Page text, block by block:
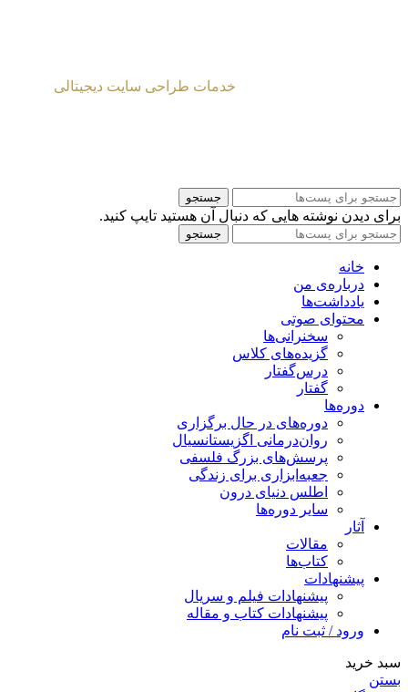
خدمات طراحی سایت دیجیتالی
جستجو
برای دیدن نوشته هایی که دنبال آن هستید تایپ کنید.
جستجو
خانه
درباره‌ی من
یادداشت‌ها
محتوای صوتی
سخنرانی‌ها
گزیده‌های کلاس
درس‌گفتار
گفتار
دوره‌ها
دوره‌های در حال برگزاری
روان‌درمانی اگزیستانسیال
پرسش‌های بزرگ فلسفی
جعبه‌ابزاری برای زندگی
اطلس دنیای درون
سایر دوره‌ها
آثار
مقالات
کتاب‌ها
پیشنهادات
پیشنهادات فیلم و سریال
پیشنهادات کتاب و مقاله
ورود / ثبت نام
سبد خرید
بستن